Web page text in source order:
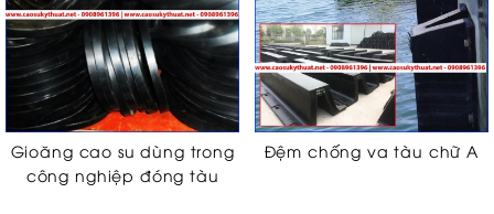
Gioăng cao su dùng trong
công nghiệp đóng tàu
Đệm chống va tàu chữ A